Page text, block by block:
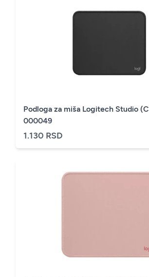
Podloga za miša Logitech Studio
000049
1.130 RSD